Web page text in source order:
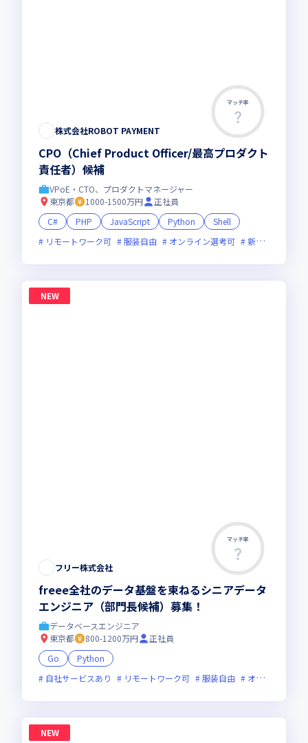
マッチ率
株式会社ROBOT PAYMENT
CPO（Chief Product Officer/最高プロダクト
責任者）候補
VPoE・CTO、プロダクトマネージャー
東京都
1000-1500万円
正社員
C#
PHP JavaScript Python
Shell
リモートワーク可
服装自由 オンライン選考可 新規立ち上げ
NEW
マッチ率
フリー株式会社
freee全社のデータ基盤を束ねるシニアデータ
エンジニア（部門長候補）募集！
データベースエンジニア
東京都
800-1200万円
正社員
Go
Python
自社サービスあり
リモートワーク可 服装自由 オンライン選考可
NEW